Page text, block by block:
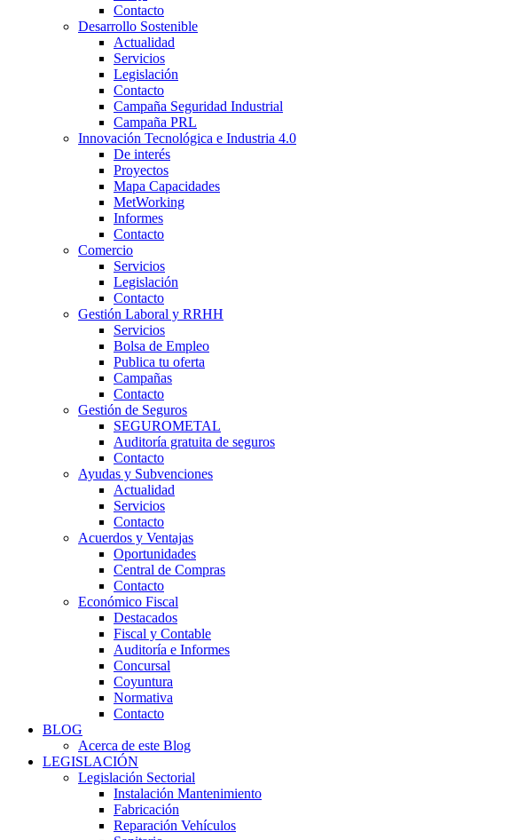
Contacto
Desarrollo Sostenible
Actualidad
Servicios
Legislación
Contacto
Campaña Seguridad Industrial
Campaña PRL
Innovación Tecnológica e Industria 4.0
De interés
Proyectos
Mapa Capacidades
MetWorking
Informes
Contacto
Comercio
Servicios
Legislación
Contacto
Gestión Laboral y RRHH
Servicios
Bolsa de Empleo
Publica tu oferta
Campañas
Contacto
Gestión de Seguros
SEGUROMETAL
Auditoría gratuita de seguros
Contacto
Ayudas y Subvenciones
Actualidad
Servicios
Contacto
Acuerdos y Ventajas
Oportunidades
Central de Compras
Contacto
Económico Fiscal
Destacados
Fiscal y Contable
Auditoría e Informes
Concursal
Coyuntura
Normativa
Contacto
BLOG
Acerca de este Blog
LEGISLACIÓN
Legislación Sectorial
Instalación Mantenimiento
Fabricación
Reparación Vehículos